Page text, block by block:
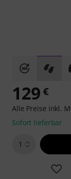
129 €
Alle Preise inkl.
Sofort lieferbar
1